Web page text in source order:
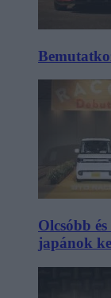
Olcsóbb
japánok